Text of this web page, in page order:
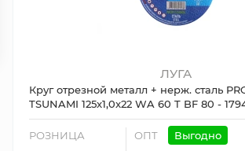
ЛУГА
Круг отрезной металл + нерж. сталь
TSUNAMI 125x1,0x22 WA 60 T BF 80 -
РОЗНИЦА ОПТ Выгодно